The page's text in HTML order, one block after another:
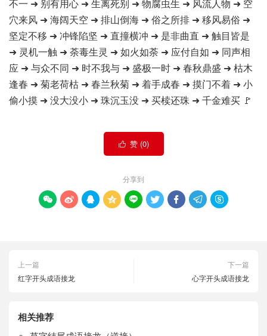
不一 ➜ 别有用心 ➜ 生离死别 ➜ 物腐虫生 ➜ 风流人物 ➜ 空
穴来风 ➜ 海阔天空 ➜ 排山倒海 ➜ 俗之所排 ➜ 移风易俗 ➜
坚定不移 ➜ 冲锋陷坚 ➜ 直撞横冲 ➜ 是非曲直 ➜ 触目皆是
➜ 灵机一触 ➜ 荼毒生灵 ➜ 如火如荼 ➜ 应付自如 ➜ 同声相
应 ➜ 与众不同 ➜ 时不我与 ➜ 盛极一时 ➜ 春秋鼎盛 ➜ 枯木
逢春 ➜ 菊老荷枯 ➜ 春兰秋菊 ➜ 着手成春 ➜ 摸门不着 ➜ 小
偷小摸 ➜ 没大没小 ➜ 珠沉玉没 ➜ 买椟还珠 ➜ 千金难买 🚩
 赞 (0)
分享到
        
上一篇
红字开头成语接龙
下一篇
心字开头成语接龙
相关推荐